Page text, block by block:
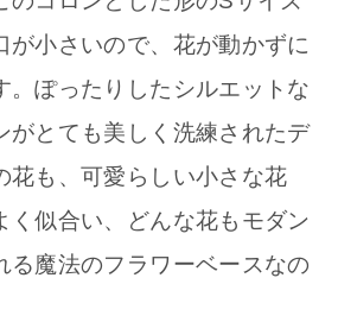
が小さいので、花が動かずに
。ぽったりしたシルエットな
がとても美しく洗練されたデ
花も、可愛らしい小さな花
く似合い、どんな花もモダン
る魔法のフラワーベースなの